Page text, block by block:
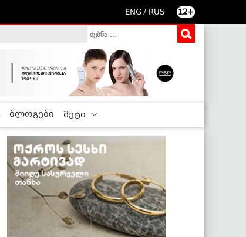
ENG / RUS 12+
ბლოგები მეტი